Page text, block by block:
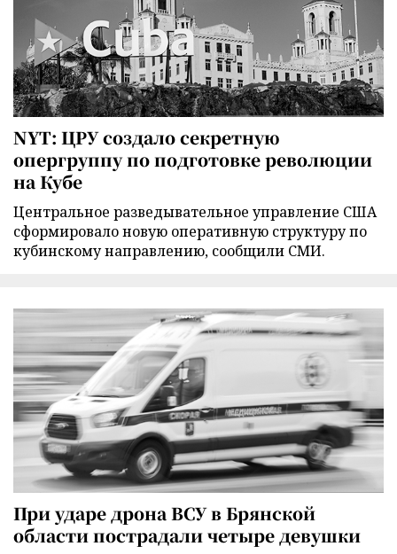
NYT: ЦРУ создало секретную
опергруппу по подготовке революции
на Кубе
Центральное разведывательное управление США
сформировало новую оперативную структуру по
кубинскому направлению, сообщили СМИ.
При ударе дрона ВСУ в Брянской
области пострадали четыре девушки